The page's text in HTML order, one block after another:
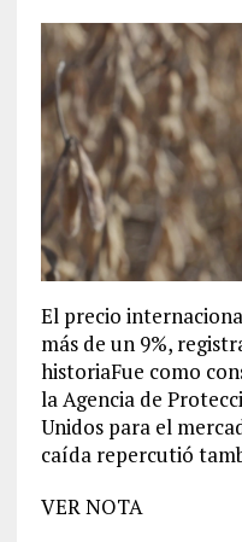
El precio
más de un 9%,
historiaFue como
la Agencia de
Unidos para el
caída repercutió
VER NOTA